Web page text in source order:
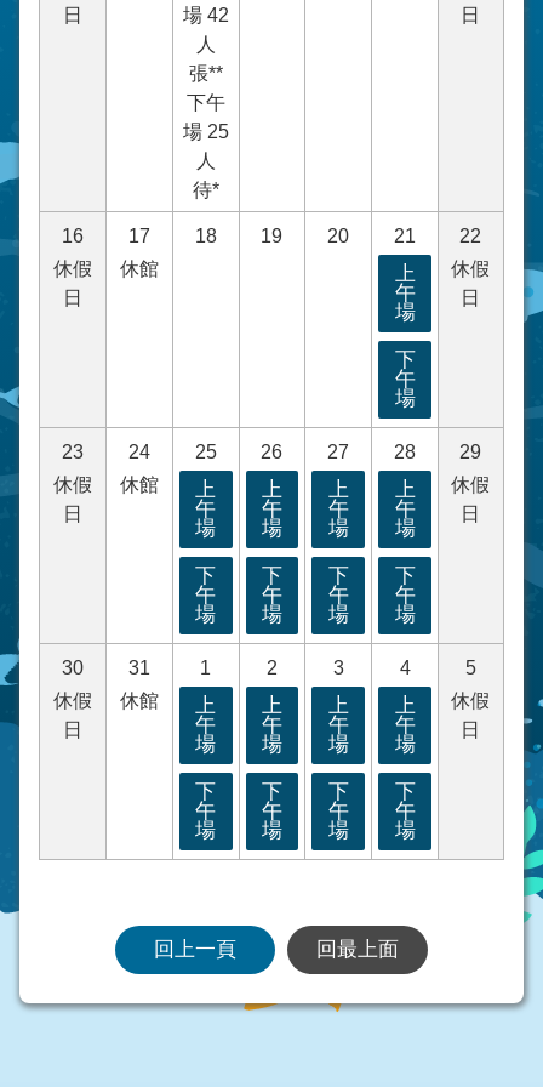
日
場 42
人
張**
下午
場 25
人
待*
日
16
休假
日
17
休館
18 19 20 21
上
午
場
下
午
場
22
休假
日
23
休假
日
24
休館
25
上
午
場
下
午
場
26
上
午
場
下
午
場
27
上
午
場
下
午
場
28
上
午
場
下
午
場
29
休假
日
30
休假
日
31
休館
1
上
午
場
下
午
場
2
上
午
場
下
午
場
3
上
午
場
下
午
場
4
上
午
場
下
午
場
5
休假
日
回上一頁 回最上面